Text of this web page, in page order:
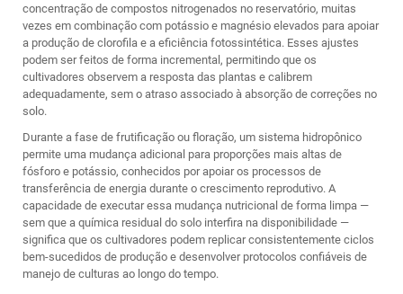
concentração de compostos nitrogenados no reservatório, muitas
vezes em combinação com potássio e magnésio elevados para apoiar
a produção de clorofila e a eficiência fotossintética. Esses ajustes
podem ser feitos de forma incremental, permitindo que os
cultivadores observem a resposta das plantas e calibrem
adequadamente, sem o atraso associado à absorção de correções no
solo.
Durante a fase de frutificação ou floração, um sistema hidropônico
permite uma mudança adicional para proporções mais altas de
fósforo e potássio, conhecidos por apoiar os processos de
transferência de energia durante o crescimento reprodutivo. A
capacidade de executar essa mudança nutricional de forma limpa —
sem que a química residual do solo interfira na disponibilidade —
significa que os cultivadores podem replicar consistentemente ciclos
bem-sucedidos de produção e desenvolver protocolos confiáveis de
manejo de culturas ao longo do tempo.